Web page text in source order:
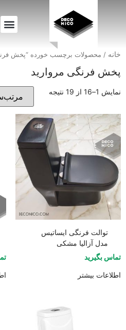
خانه / محصولات برچسب خورده “پخش
پخش فرنگی مروارید
نمایش 1–16 از 19 نتیجه
توالت فرنگی ایساتیس
مدل آزالیا مشکی
تماس بگیرید
اطلاعات بیشتر